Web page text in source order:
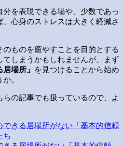
分を表現できる場や、少数であっ
心身のストレスは大きく軽減さ
ものを癒やすことを目的とする
てしまうかもしれませんが、まず
居場所」 を見つけることから始め
。
の記事でも扱っているので、よ